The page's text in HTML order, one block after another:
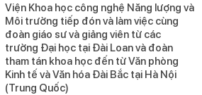
Viện Khoa học công nghệ Năng lượng và
Môi trường tiếp đón và làm việc cùng
đoàn giáo sư và giảng viên từ các
trường Đại học tại Đài Loan và đoàn
tham tán khoa học đến từ Văn phòng
Kinh tế và Văn hóa Đài Bắc tại Hà Nội
(Trung Quốc)